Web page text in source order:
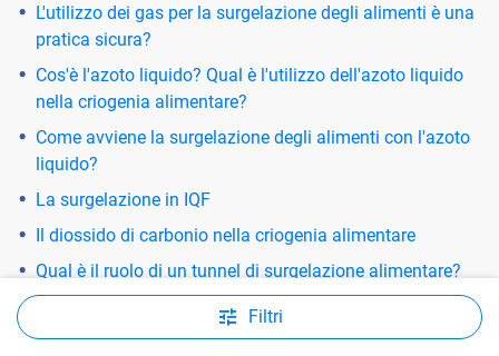
Filtri
L'utilizzo dei gas per la surgelazione degli alimenti è una
pratica sicura?
Cos'è l'azoto liquido? Qual è l'utilizzo dell'azoto liquido
nella criogenia alimentare?
Come avviene la surgelazione degli alimenti con l'azoto
liquido?
La surgelazione in IQF
Il diossido di carbonio nella criogenia alimentare
Qual è il ruolo di un tunnel di surgelazione alimentare?
Maggiori informazioni - industria farmaceutica